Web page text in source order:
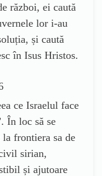
război, ei caută
lor i-au
și caută
în Isus Hristos.
ce Israelul face
În loc să se
frontiera sa de
sirian,
și ajutoare